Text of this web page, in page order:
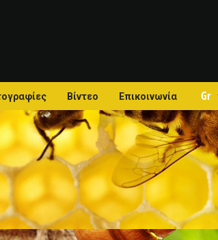
Βίντεο Επικοινωνία Gr